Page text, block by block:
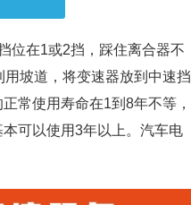
位在1或2挡，踩住离合器不
坡道，将变速器放到中速挡
常使用寿命在1到8年不等，
可以使用3年以上。汽车电